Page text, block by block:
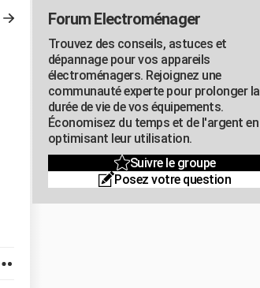
Forum Electroménager
Trouvez des conseils, astuces et
dépannage pour vos appareils
électroménagers. Rejoignez une
communauté experte pour prolonger la
durée de vie de vos équipements.
Économisez du temps et de l'argent en
optimisant leur utilisation.
Suivre le groupe
Posez votre question